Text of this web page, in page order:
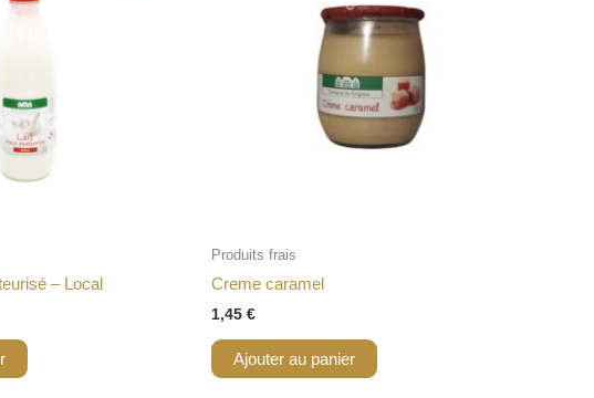
– Local
Produits frais
Creme caramel
1,45 €
Ajouter au panier